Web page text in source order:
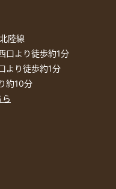
陸線
口より徒歩約1分
より徒歩約1分
約10分